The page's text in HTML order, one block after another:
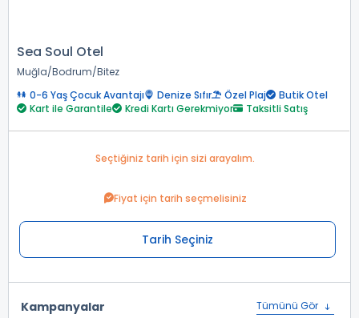
Sea Soul Otel
Muğla Bodrum Bitez
0-6 Yaş Çocuk Avantajı
Denize Sıfır Özel Plaj
Butik Otel
Kart ile Garantile
Kredi Kartı Gerekmiyor Taksitli Satış
Seçtiğiniz tarih için sizi arayalım.
Fiyat için tarih seçmelisiniz
Tarih Seçiniz
Kampanyalar Tümünü Gör